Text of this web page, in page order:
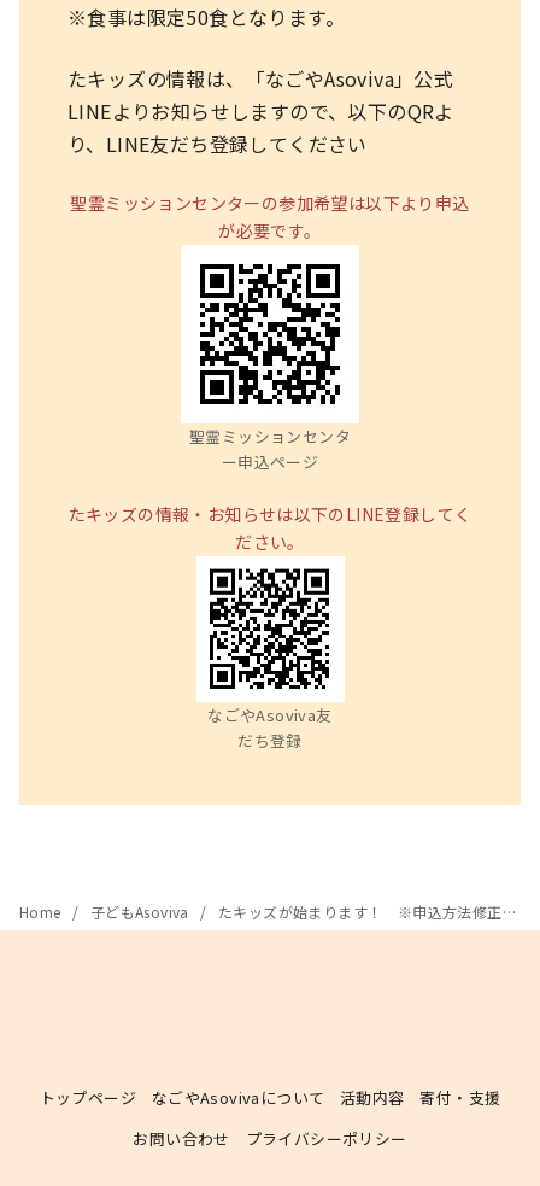
※食事は限定50食となります。
たキッズの情報は、「なごやAsoviva」公式
LINEよりお知らせしますので、以下のQRよ
り、LINE友だち登録してください
聖霊ミッションセンターの参加希望は以下より申込
が必要です。
聖霊ミッションセンタ
ー申込ページ
たキッズの情報・お知らせは以下のLINE登録してく
ださい。
なごやAsoviva友
だち登録
Home 子どもAsoviva たキッズが始まります！ ※申込方法修正しました。
トップページ なごやAsovivaについて 活動内容
寄付・支援
お問い合わせ
プライバシーポリシー